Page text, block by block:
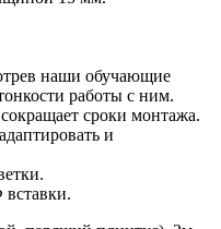
наши обучающие
работы с ним.
сроки монтажа.
и